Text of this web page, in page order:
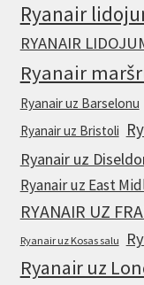
Ryanair
RYANAIR
Ryanair
Ryanair uz Barselonu
Ryanair uz Bristoli
Ryanair uz
Ryanair uz East
RYANAIR UZ
Ryanair uz Kosas salu
Ryanair uz